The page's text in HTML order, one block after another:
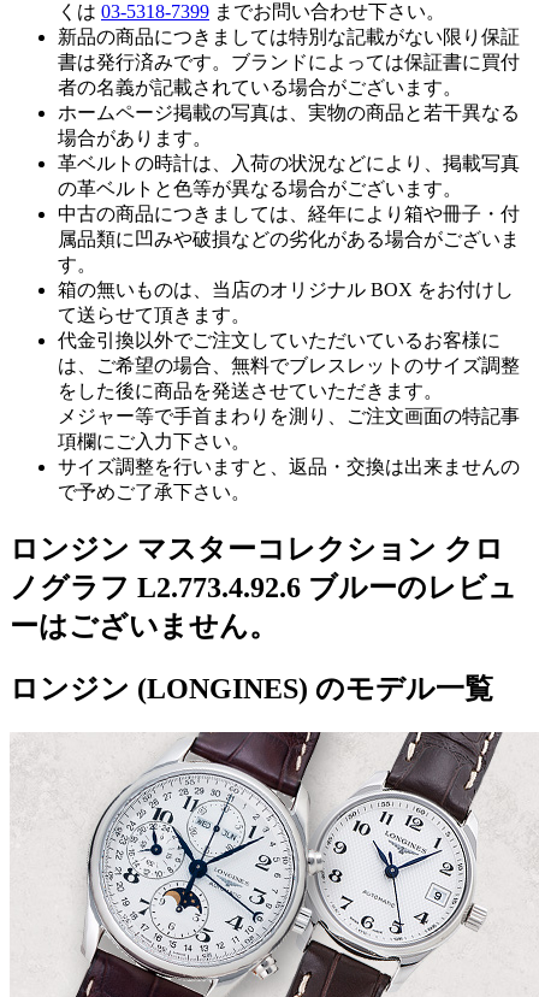
くは 03-5318-7399 までお問い合わせ下さい。
新品の商品につきましては特別な記載がない限り保証
書は発行済みです。ブランドによっては保証書に買付
者の名義が記載されている場合がございます。
ホームページ掲載の写真は、実物の商品と若干異なる
場合があります。
革ベルトの時計は、入荷の状況などにより、掲載写真
の革ベルトと色等が異なる場合がございます。
中古の商品につきましては、経年により箱や冊子・付
属品類に凹みや破損などの劣化がある場合がございま
す。
箱の無いものは、当店のオリジナル BOX をお付けし
て送らせて頂きます。
代金引換以外でご注文していただいているお客様に
は、ご希望の場合、無料でブレスレットのサイズ調整
をした後に商品を発送させていただきます。
メジャー等で手首まわりを測り、ご注文画面の特記事
項欄にご入力下さい。
サイズ調整を行いますと、返品・交換は出来ませんの
で予めご了承下さい。
ロンジン マスターコレクション クロ
ノグラフ L2.773.4.92.6 ブルーのレビュ
ーはございません。
ロンジン (LONGINES) のモデル一覧